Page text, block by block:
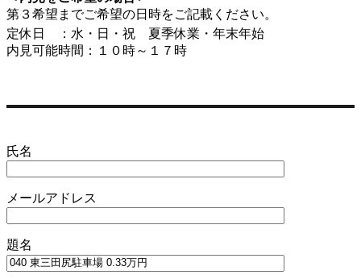
第３希望までご希望の日時をご記載ください。
定休日 ：水・日・祝 夏季休業・年末年始
内見可能時間：１０時～１７時
氏名
メールアドレス
題名